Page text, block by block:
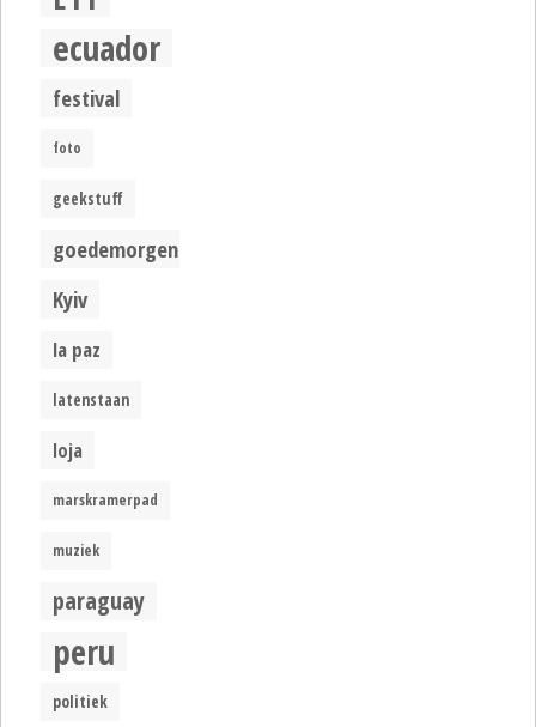
ecuador
festival
foto
geekstuff
goedemorgen
Kyiv
la paz
latenstaan
loja
marskramerpad
muziek
paraguay
peru
politiek